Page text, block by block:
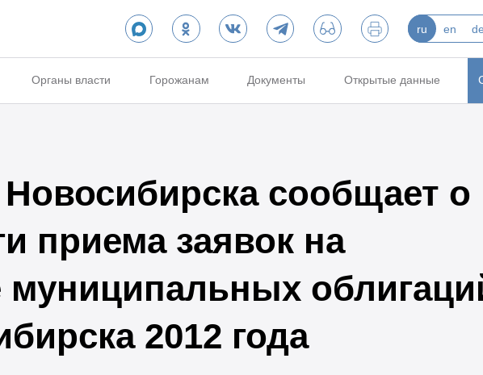
ru en de
Органы власти Горожанам Документы Открытые данные
сообщает о
приема заявок на
муниципальных
2012 года